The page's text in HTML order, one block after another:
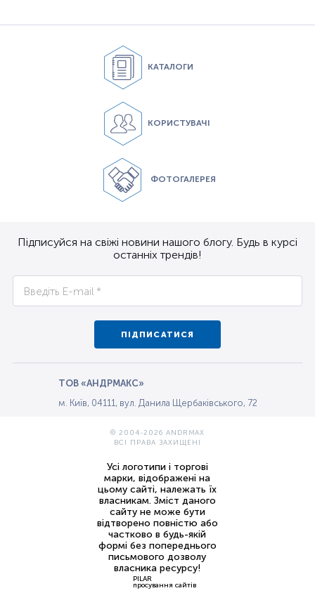
КАТАЛОГИ
КОРИСТУВАЧІ
ФОТОГАЛЕРЕЯ
Підписуйся на свіжі новини нашого блогу. Будь в курсі
останніх трендів!
ПІДПИСАТИСЯ
ТОВ «АНДРМАКС»
м. Київ, 04111, вул. Данила Щербаківського, 72
© 2004-2026 ANDRMAX
ВСІ ПРАВА ЗАХИЩЕНІ
Усі логотипи і торгові
марки, відображені на
цьому сайті, належать їх
власникам. Зміст даного
сайту не може бути
відтворено повністю або
частково в будь-якій
формі без попереднього
письмового дозволу
власника ресурсу!
PILAR
просування сайтів